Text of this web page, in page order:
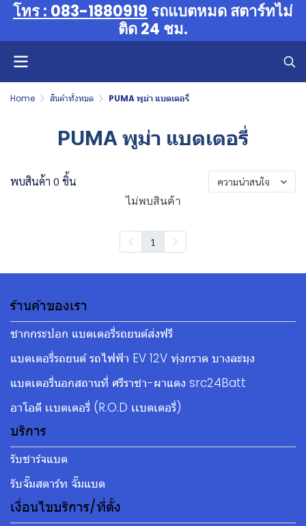
โทร : 083-1880919 รถแบตหมด สตาร์ทไม่
ติด 24 ชม.
Home สินค้าทั้งหมด PUMA พูม่า แบตเตอรี่
PUMA พูม่า แบตเตอรี่
พบสินค้า 0 ชิ้น ความน่าสนใจ
ไม่พบสินค้า
1
ร้านค้าของเรา
ชากกระปอก แบตเตอรี่รถยนต์ส่งฟรี
แบตเตอรี่รถยนต์ รถไฟฟ้า EV 12V ทุ่งกราด บางละมุง
แบตเตอรี่นอกสถานที่ ศรีราชา-ผาแดง src24Batt
อาโอดี เเบตเตอรี่ (R.O.D เเบตเตอรี่)
บริการ
รับชาร์จแบต
รับจั๊มสตาร์ท จั๊มแบต
เงื่อนไขบริการ/ที่ตั้ง